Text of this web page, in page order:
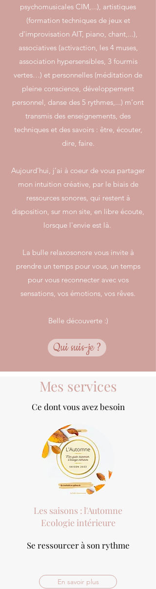
psychomusicales CIM,...), artistiques
(formation techniques de jeux et
d'improvisation AIT, piano, chant,...),
associatives (activaction, les 4 muses,
association hypersensibles, 3 fourmis
vertes…) et personnelles (méditation de
pleine conscience, développement
personnel, danse des 5 rythmes,...) m’ont
transmis des enseignements, des
techniques et des savoirs : être, écouter,
dire, faire.
Aujourd’hui, j’ai à coeur de vous partager
mon intuition créative, par le biais de
ressources sonores, qui restent à
disposition, sur mon site, en libre écoute,
lorsque l'envie est là.
La bulle relaxosonore vous invite à
prendre un temps pour vous, un temps
pour vous reconnecter avec vos
sensations, vos émotions, vos rêves.
Belle découverte :)
Qui suis-je ?
Mes services
Ce dont vous avez besoin
Les saisons : l'Automne
Ecologie intérieure
Se ressourcer à son rythme
En savoir plus